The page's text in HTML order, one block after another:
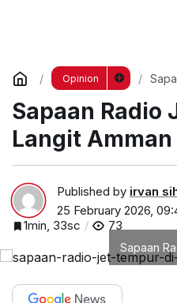
Opinion
Sapaan Radio
Langit Amman
Published by irvan
25 February 2026,
1min, 33sc
73
Sapaan